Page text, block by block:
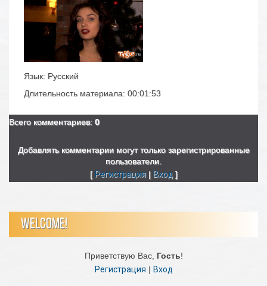
Язык: Русский
Длительность материала: 00:01:53
Всего комментариев: 0
Добавлять комментарии могут только зарегистрированные
пользователи.
[ Регистрация| Вход ]
WELCOME!
Приветствую Вас, Гость!
Регистрация | Вход